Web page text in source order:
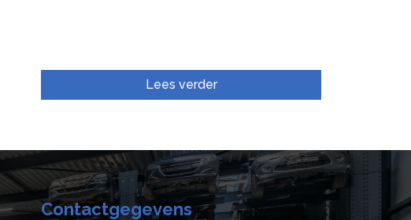
Lees verder
Contactgegevens